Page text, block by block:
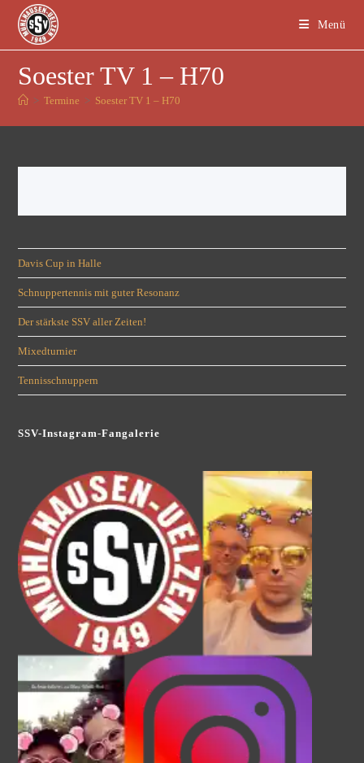
Menü
Soester TV 1 – H70
> Termine > Soester TV 1 – H70
Davis Cup in Halle
Schnuppertennis mit guter Resonanz
Der stärkste SSV aller Zeiten!
Mixedturnier
Tennisschnuppern
SSV-Instagram-Fangalerie